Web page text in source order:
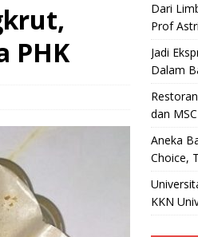
PHK
Dari
Prof
Jadi
Dalam
dan
Aneka
Choice,
KKN